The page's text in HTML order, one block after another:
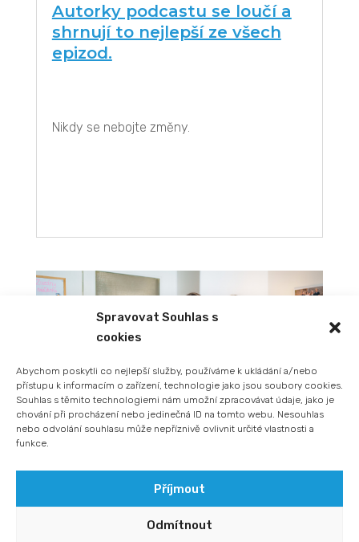
Spravovat Souhlas s
cookies
Abychom poskytli co nejlepší služby, používáme k ukládání a/nebo
přístupu k informacím o zařízení, technologie jako jsou soubory cookies.
Souhlas s těmito technologiemi nám umožní zpracovávat údaje, jako je
chování při procházení nebo jedinečná ID na tomto webu. Nesouhlas
nebo odvolání souhlasu může nepříznivě ovlivnit určité vlastnosti a
funkce.
Příjmout
Odmítnout
Autorky podcastu se loučí a
shrnují to nejlepší ze všech
epizod.
Nikdy se nebojte změny.
Vedoucí marketingu
Michaela Dvořáková o tom,